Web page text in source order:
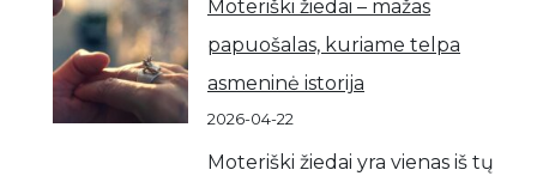
Moteriški žiedai – mažas
papuošalas, kuriame telpa
asmeninė istorija
2026-04-22
Moteriški žiedai yra vienas iš tų